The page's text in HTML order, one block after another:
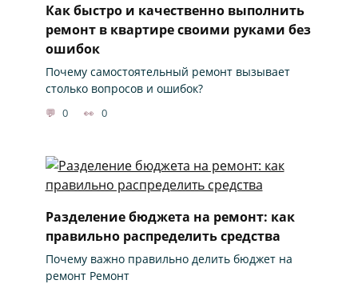
Как быстро и качественно выполнить
ремонт в квартире своими руками без
ошибок
Почему самостоятельный ремонт вызывает
столько вопросов и ошибок?
0 0
Разделение бюджета на ремонт: как
правильно распределить средства
Почему важно правильно делить бюджет на
ремонт Ремонт